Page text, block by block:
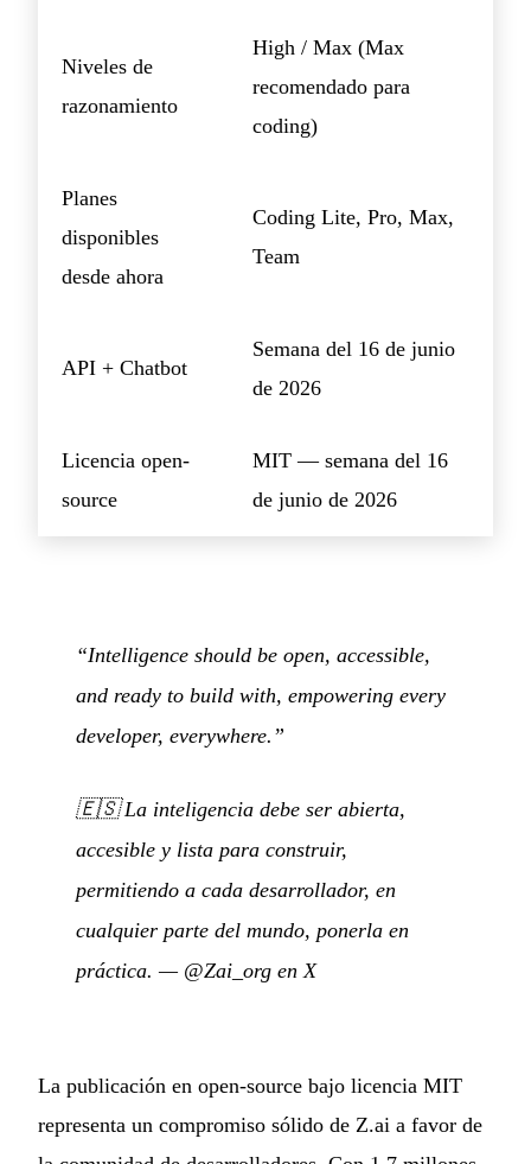
Niveles de
razonamiento
High / Max (Max
recomendado para
coding)
Planes
disponibles
desde ahora
Coding Lite, Pro, Max,
Team
API + Chatbot
Semana del 16 de junio
de 2026
Licencia open-
source
MIT — semana del 16
de junio de 2026
“Intelligence should be open, accessible,
and ready to build with, empowering every
developer, everywhere.”
🇪🇸La inteligencia debe ser abierta,
accesible y lista para construir,
permitiendo a cada desarrollador, en
cualquier parte del mundo, ponerla en
práctica. — @Zai_org en X
La publicación en open-source bajo licencia MIT
representa un compromiso sólido de Z.ai a favor de